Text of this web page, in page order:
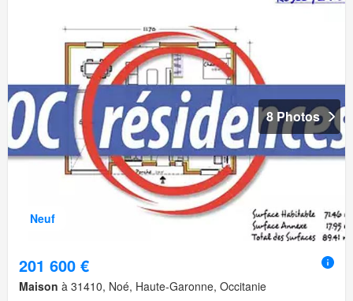
Neuf
8 Photos
201 600 €
Maison à 31410, Noé, Haute-Garonne, Occitanie